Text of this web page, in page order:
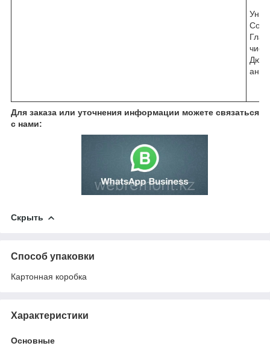
Для заказа или уточнения информации можете связаться
с нами:
Скрыть
Способ упаковки
Картонная коробка
Характеристики
Основные